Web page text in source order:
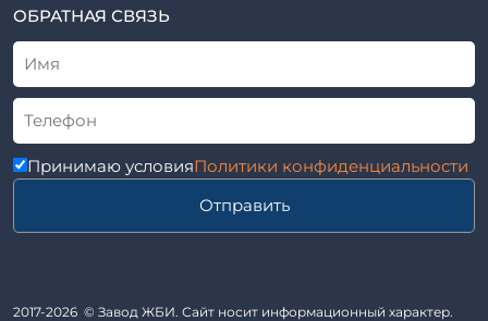
Трубы асбоцементные
Приставки железобетонные (пасынки) Серия 3.407-57 и
ГОСТ 14295-75
Лестничные марши
Автопавильоны
Анкера железобетонные
Балки железобетонные
Блоки железобетонные
ТУ
Альбом
ОБРАТНАЯ СВЯЗЬ
Принимаю условияПолитики конфиденциальности
Отправить
2017-2026 © Завод ЖБИ. Сайт носит информационный характер.